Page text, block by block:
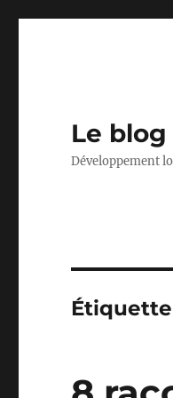
Le
Développement